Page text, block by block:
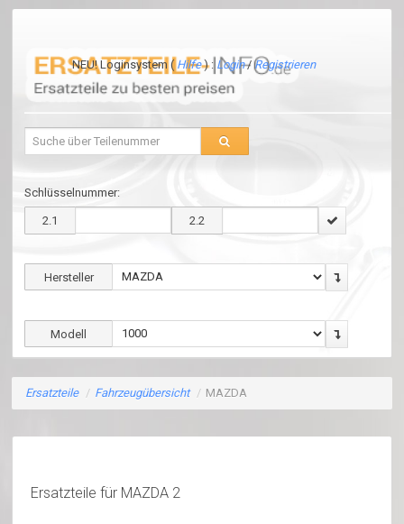
NEU! Loginsystem ( Hilfe) : Login/Registrieren
Schlüsselnummer:
2.1 2.2
Hersteller
Modell
Ersatzteile / Fahrzeugübersicht / MAZDA
Ersatzteile für MAZDA 2